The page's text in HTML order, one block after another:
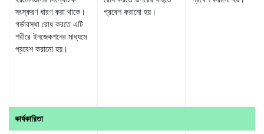
সংস্করণ ধারণ করা থাকে।
গর্ভাবস্থা রোধ করতে এটি
শরীরে ইনজেকশনের মাধ্যমে
প্রবেশ করানো হয়।
কার্যকারিতা
প্রবেশ করানো হয়।